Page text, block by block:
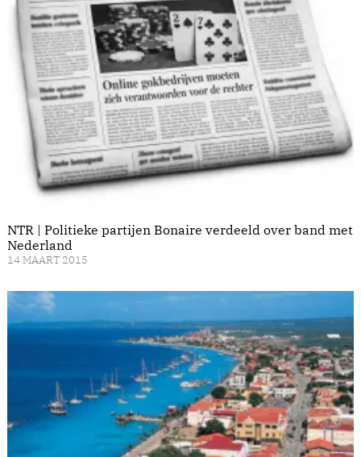
NTR | Politieke partijen Bonaire verdeeld over band met
Nederland
14 MAART 2015